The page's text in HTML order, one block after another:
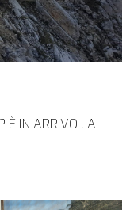
È IN ARRIVO LA